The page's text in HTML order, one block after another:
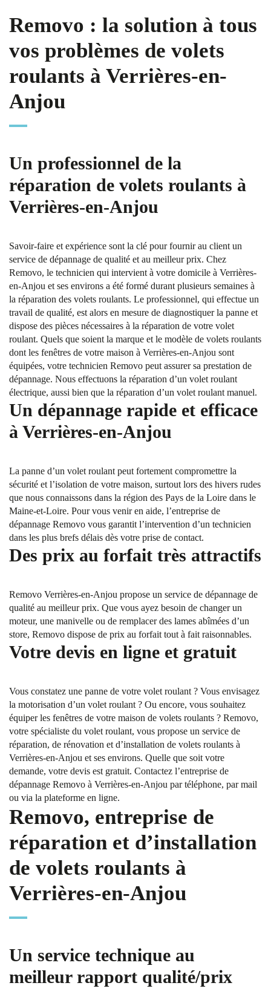
Removo : la solution à tous
vos problèmes de volets
roulants à Verrières-en-
Anjou
Un professionnel de la
réparation de volets roulants à
Verrières-en-Anjou
Savoir-faire et expérience sont la clé pour fournir au client un
service de dépannage de qualité et au meilleur prix. Chez
Removo, le technicien qui intervient à votre domicile à Verrières-
en-Anjou et ses environs a été formé durant plusieurs semaines à
la réparation des volets roulants. Le professionnel, qui effectue un
travail de qualité, est alors en mesure de diagnostiquer la panne et
dispose des pièces nécessaires à la réparation de votre volet
roulant. Quels que soient la marque et le modèle de volets roulants
dont les fenêtres de votre maison à Verrières-en-Anjou sont
équipées, votre technicien Removo peut assurer sa prestation de
dépannage. Nous effectuons la réparation d’un volet roulant
électrique, aussi bien que la réparation d’un volet roulant manuel.
Un dépannage rapide et efficace
à Verrières-en-Anjou
La panne d’un volet roulant peut fortement compromettre la
sécurité et l’isolation de votre maison, surtout lors des hivers rudes
que nous connaissons dans la région des Pays de la Loire dans le
Maine-et-Loire. Pour vous venir en aide, l’entreprise de
dépannage Removo vous garantit l’intervention d’un technicien
dans les plus brefs délais dès votre prise de contact.
Des prix au forfait très attractifs
Removo Verrières-en-Anjou propose un service de dépannage de
qualité au meilleur prix. Que vous ayez besoin de changer un
moteur, une manivelle ou de remplacer des lames abîmées d’un
store, Removo dispose de prix au forfait tout à fait raisonnables.
Votre devis en ligne et gratuit
Vous constatez une panne de votre volet roulant ? Vous envisagez
la motorisation d’un volet roulant ? Ou encore, vous souhaitez
équiper les fenêtres de votre maison de volets roulants ? Removo,
votre spécialiste du volet roulant, vous propose un service de
réparation, de rénovation et d’installation de volets roulants à
Verrières-en-Anjou et ses environs. Quelle que soit votre
demande, votre devis est gratuit. Contactez l’entreprise de
dépannage Removo à Verrières-en-Anjou par téléphone, par mail
ou via la plateforme en ligne.
Removo, entreprise de
réparation et d’installation
de volets roulants à
Verrières-en-Anjou
Un service technique au
meilleur rapport qualité/prix